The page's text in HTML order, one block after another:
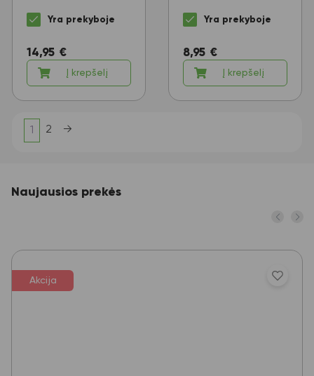
Yra prekyboje
14,95 €
Į krepšelį
Yra prekyboje
8,95 €
Į krepšelį
1 2 →
Naujausios prekės
Akcija